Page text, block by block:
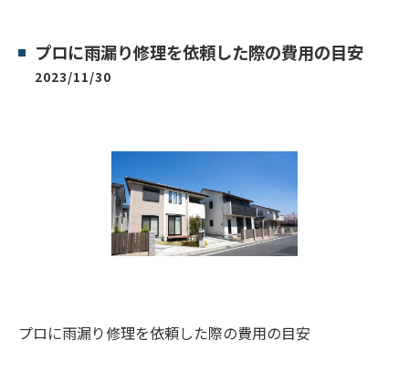
プロに雨漏り修理を依頼した際の費用の目安
2023/11/30
プロに雨漏り修理を依頼した際の費用の目安